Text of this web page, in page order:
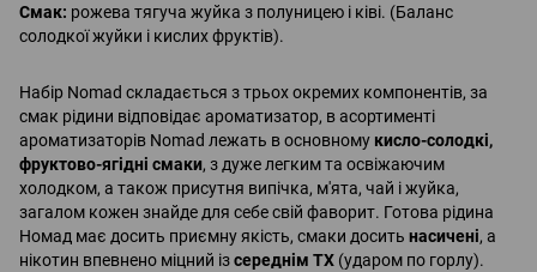
Смак: рожева тягуча жуйка з полуницею і ківі. (Баланс
солодкої жуйки і кислих фруктів).
Набір Nomad складається з трьох окремих компонентів, за
смак рідини відповідає ароматизатор, в асортименті
ароматизаторів Nomad лежать в основному кисло-солодкі,
фруктово-ягідні смаки, з дуже легким та освіжаючим
холодком, а також присутня випічка, м'ята, чай і жуйка,
загалом кожен знайде для себе свій фаворит. Готова рідина
Номад має досить приємну якість, смаки досить насичені, а
нікотин впевнено міцний ізсереднім ТХ (ударом по горлу).